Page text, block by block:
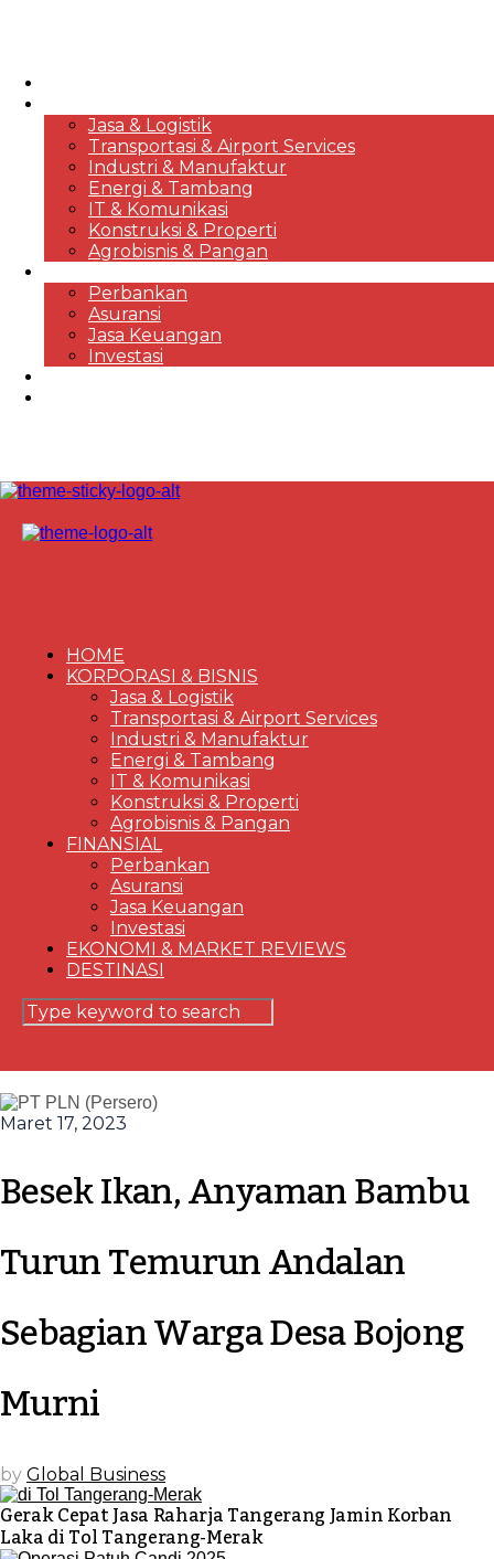
Jasa & Logistik
Transportasi & Airport Services
Industri & Manufaktur
Energi & Tambang
IT & Komunikasi
Konstruksi & Properti
Agrobisnis & Pangan
Perbankan
Asuransi
Jasa Keuangan
Investasi
HOME
KORPORASI & BISNIS
Jasa & Logistik
Transportasi & Airport Services
Industri & Manufaktur
Energi & Tambang
IT & Komunikasi
Konstruksi & Properti
Agrobisnis & Pangan
FINANSIAL
Perbankan
Asuransi
Jasa Keuangan
Investasi
EKONOMI & MARKET REVIEWS
DESTINASI
Maret 17, 2023
Besek Ikan, Anyaman Bambu
Turun Temurun Andalan
Sebagian Warga Desa Bojong
Murni
by Global Business
Gerak Cepat Jasa Raharja Tangerang Jamin Korban
Laka di Tol Tangerang-Merak